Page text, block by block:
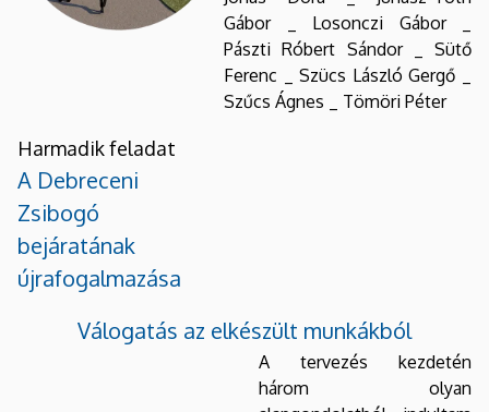
Gábor _ Losonczi Gábor _
Pászti Róbert Sándor _ Sütő
Ferenc _ Szücs László Gergő _
Szűcs Ágnes _ Tömöri Péter
Harmadik feladat
A Debreceni
Zsibogó
bejáratának
újrafogalmazása
Válogatás az elkészült munkákból
A tervezés kezdetén
három olyan